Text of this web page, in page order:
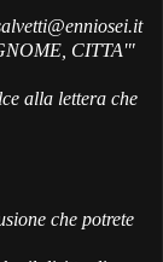
CITTA'"
alla lettera che
che potrete